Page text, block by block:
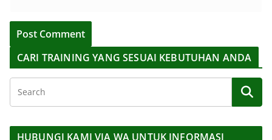
CARI TRAINING YANG SESUAI KEBUTUHAN ANDA
HUBUNGI KAMI VIA WA UNTUK INFORMASI